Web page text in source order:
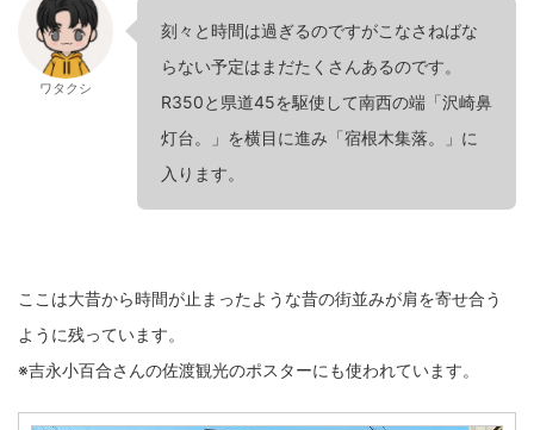
ワタクシ
刻々と時間は過ぎるのですがこなさねばな
らない予定はまだたくさんあるのです。
R350と県道45を駆使して南西の端「沢崎鼻
灯台。」を横目に進み「宿根木集落。」に
入ります。
ここは大昔から時間が止まったような昔の街並みが肩を寄せ合う
ように残っています。
※吉永小百合さんの佐渡観光のポスターにも使われています。